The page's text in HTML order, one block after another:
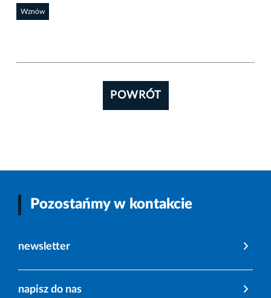
Wznów
POWRÓT
Pozostańmy w kontakcie
newsletter
napisz do nas